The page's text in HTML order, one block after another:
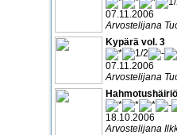
07.11.2006
Arvostelijana
Kypärä vol. 3
07.11.2006
Arvostelijana
Hahmotushäiriö
18.10.2006
Arvostelijana